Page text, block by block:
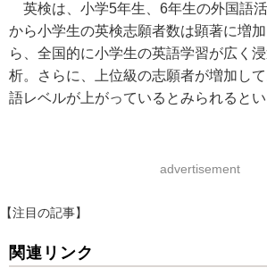
英検は、小学5年生、6年生の外国語
から小学生の英検志願者数は顕著に増
ら、全国的に小学生の英語学習が広く
析。さらに、上位級の志願者が増加し
語レベルが上がっているとみられるとい
advertisement
【注目の記事】
関連リンク